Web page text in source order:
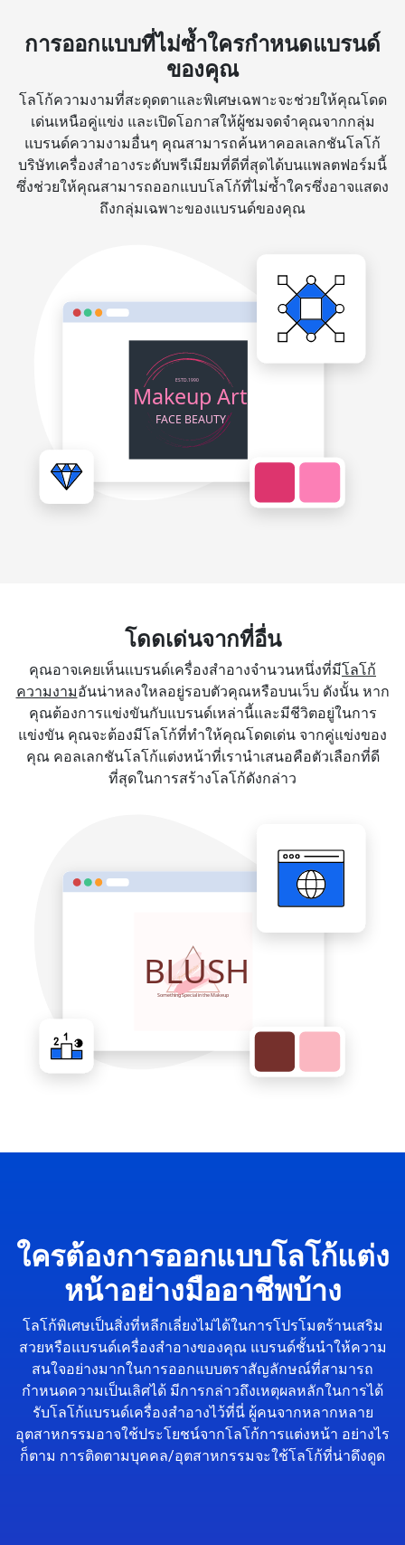
การออกแบบที่ไม่ซ้ำใครกำหนดแบรนด์
ของคุณ
โลโก้ความงามที่สะดุดตาและพิเศษเฉพาะจะช่วยให้คุณโดด
เด่นเหนือคู่แข่ง และเปิดโอกาสให้ผู้ชมจดจำคุณจากกลุ่ม
แบรนด์ความงามอื่นๆ คุณสามารถค้นหาคอลเลกชันโลโก้
บริษัทเครื่องสำอางระดับพรีเมียมที่ดีที่สุดได้บนแพลตฟอร์มนี้
ซึ่งช่วยให้คุณสามารถออกแบบโลโก้ที่ไม่ซ้ำใครซึ่งอาจแสดง
ถึงกลุ่มเฉพาะของแบรนด์ของคุณ
โดดเด่นจากที่อื่น
คุณอาจเคยเห็นแบรนด์เครื่องสำอางจำนวนหนึ่งที่มีโลโก้
ความงามอันน่าหลงใหลอยู่รอบตัวคุณหรือบนเว็บ ดังนั้น หาก
คุณต้องการแข่งขันกับแบรนด์เหล่านี้และมีชีวิตอยู่ในการ
แข่งขัน คุณจะต้องมีโลโก้ที่ทำให้คุณโดดเด่น จากคู่แข่งของ
คุณ คอลเลกชันโลโก้แต่งหน้าที่เรานำเสนอคือตัวเลือกที่ดี
ที่สุดในการสร้างโลโก้ดังกล่าว
ใครต้องการออกแบบโลโก้แต่ง
หน้าอย่างมืออาชีพบ้าง
โลโก้พิเศษเป็นสิ่งที่หลีกเลี่ยงไม่ได้ในการโปรโมตร้านเสริม
สวยหรือแบรนด์เครื่องสำอางของคุณ แบรนด์ชั้นนำให้ความ
สนใจอย่างมากในการออกแบบตราสัญลักษณ์ที่สามารถ
กำหนดความเป็นเลิศได้ มีการกล่าวถึงเหตุผลหลักในการได้
รับโลโก้แบรนด์เครื่องสำอางไว้ที่นี่ ผู้คนจากหลากหลาย
อุตสาหกรรมอาจใช้ประโยชน์จากโลโก้การแต่งหน้า อย่างไร
ก็ตาม การติดตามบุคคล/อุตสาหกรรมจะใช้โลโก้ที่น่าดึงดูด